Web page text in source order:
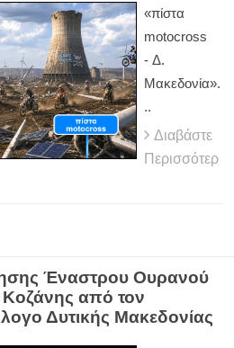
«πίστα
motocross
- Δ.
Μακεδονία».
..
Διαβάστε
Περισσότερ
Έναστρου Ουρανού
από τον
Δυτικής Μακεδονίας